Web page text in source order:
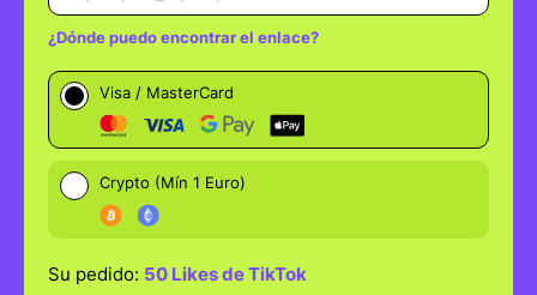
250 SEGUIDORES VENDIDOS
100 SEGUIDORES hace 3 mins
2500 VISITAS VENDIDAS
1000 VISITAS VENDIDAS hace 5 mins
50 LIKES VENDIDOS
¿Dónde puedo encontrar el enlace?
✅ Pulse el icono Compartir situado debajo del vídeo
(flecha que sale de un recuadro)
copiar la URL única del vídeo.
✅ El enlace se copiará en el portapapeles.
https://vm.tiktok.com/ZGJoxGxxx/
Visa / MasterCard
Crypto (Mín 1 Euro)
Su pedido: 50 Likes de TikTok